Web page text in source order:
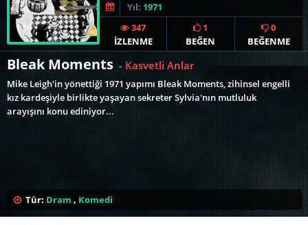
Yıl: 1971
347
İZLENME
1
BEĞEN
0
BEĞENME
Bleak Moments - Kasvetli Anlar
Mike Leigh'in yönettiği 1971 yapımı Bleak Moments, zihinsel engelli
kız kardeşiyle birlikte yaşayan sekreter Sylvia'nın mutluluk
arayışını konu ediniyor...
Tür: Dram , Komedi